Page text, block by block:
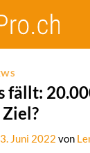
fällt:
Juni 2022 von